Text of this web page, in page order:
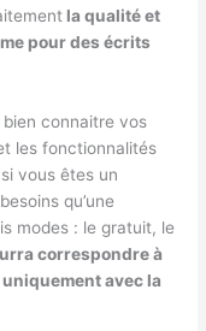
la qualité et
pour des écrits
bien connaitre vos
les fonctionnalités
vous êtes un
qu’une
modes : le gratuit, le
correspondre à
avec la